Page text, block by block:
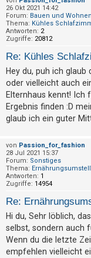
h
e
F
A
Q
26 Okt 2021 14:42
Forum: Bauen und Wohnen
Thema: Kühles
Antworten: 2
Zugriffe: 20812
Re: Kühles
Hey du, puh ich
oder vielleicht auch
Elternhaus kennt! Ich
Ergebnis finden :D
glaub ich ein guter
von Passion_for_fashion
28 Jul 2021 15:37
Forum: Sonstiges
Thema:
Antworten: 1
Zugriffe: 14954
Re:
Hi du, Sehr löblich,
selbst, sondern auch
Wenn du die letzte
empfehlen vielleicht